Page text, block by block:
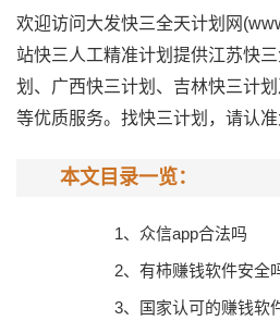
欢迎访问大发快三全天计划网
站快三人工精准计划提供江苏快
划、广西快三计划、吉林快三计
等优质服务。找快三计划，请认准
本文目录一览：
1、 众信app合法吗
2、 有柿赚钱软件安全
3、
国家认可的赚钱软